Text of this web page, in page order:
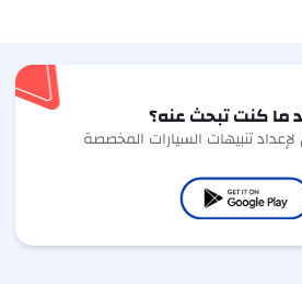
ما كنت تبحث عنه؟
لإعداد تنبيهات السيارات المخصصة